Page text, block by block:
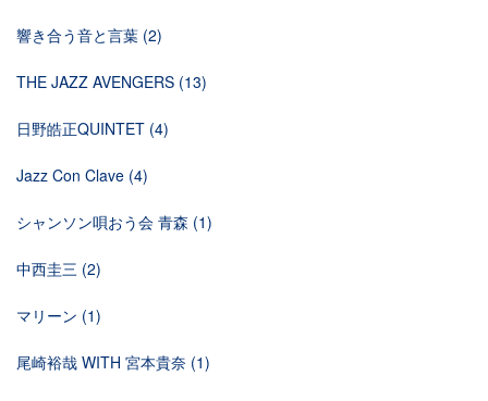
響き合う音と言葉 (2)
THE JAZZ AVENGERS (13)
日野皓正QUINTET (4)
Jazz Con Clave (4)
シャンソン唄おう会 青森 (1)
中西圭三 (2)
マリーン (1)
尾崎裕哉 WITH 宮本貴奈 (1)